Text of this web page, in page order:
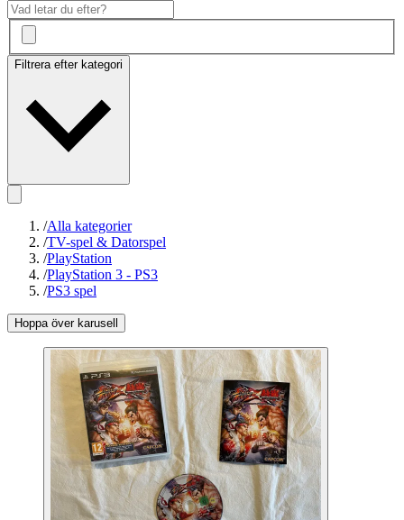
Filtrera efter kategori
/Alla kategorier
/TV-spel & Datorspel
/PlayStation
/PlayStation 3 - PS3
/PS3 spel
Hoppa över karusell